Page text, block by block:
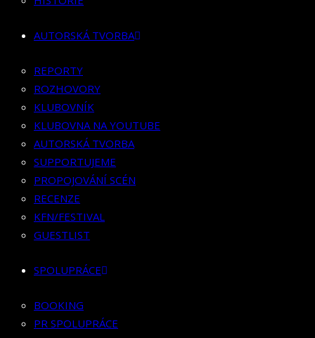
KLUBOVNA NA YOUTUBE
SUPPORTUJEME
PROPOJOVÁNÍ SCÉN
RECENZE
KFN/FESTIVAL
GUESTLIST
SPOLUPRÁCE
BOOKING
PR SPOLUPRÁCE
MERCH
AUTORSKÁ TVORBA
REPORTY
ROZHOVORY
KLUBOVNÍK
KLUBOVNA NA YOUTUBE
AUTORSKÁ TVORBA
SUPPORTUJEME
PROPOJOVÁNÍ SCÉN
RECENZE
KFN/FESTIVAL
GUESTLIST
SPOLUPRÁCE
BOOKING
PR SPOLUPRÁCE